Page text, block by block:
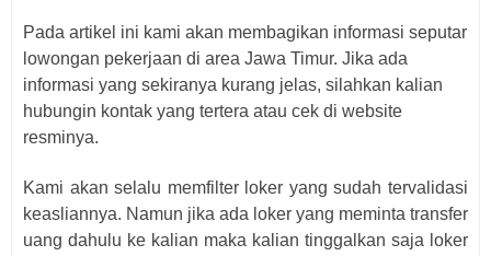
Pada artikel ini kami akan membagikan informasi seputar
lowongan pekerjaan di area Jawa Timur. Jika ada
informasi yang sekiranya kurang jelas, silahkan kalian
hubungin kontak yang tertera atau cek di website
resminya.
Kami akan selalu memfilter loker yang sudah tervalidasi
keasliannya. Namun jika ada loker yang meminta transfer
uang dahulu ke kalian maka kalian tinggalkan saja loker